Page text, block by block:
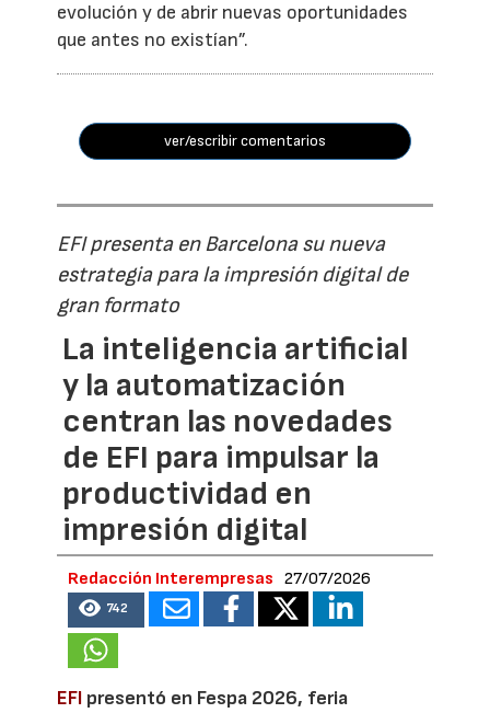
evolución y de abrir nuevas oportunidades
que antes no existían”.
ver/escribir comentarios
EFI presenta en Barcelona su nueva
estrategia para la impresión digital de
gran formato
La inteligencia artificial
y la automatización
centran las novedades
de EFI para impulsar la
productividad en
impresión digital
Redacción Interempresas 27/07/2026
742
EFI presentó en Fespa 2026, feria